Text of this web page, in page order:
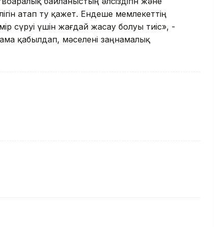
атап өту қажет. Ендеше мемлекеттің
сүруі үшін жағдай жасау болуы тиіс», -
қабылдап, мәселені заңнамалық